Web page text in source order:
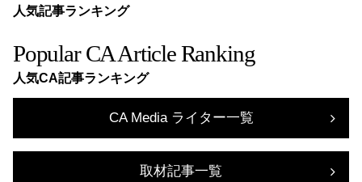
人気記事ランキング
Popular CA Article Ranking
人気CA記事ランキング
CA Media ライター一覧
取材記事一覧